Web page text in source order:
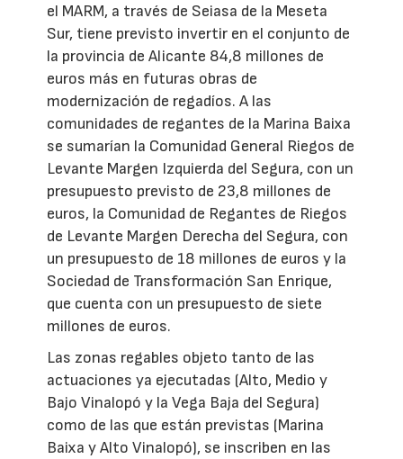
el MARM, a través de Seiasa de la Meseta
Sur, tiene previsto invertir en el conjunto de
la provincia de Alicante 84,8 millones de
euros más en futuras obras de
modernización de regadíos. A las
comunidades de regantes de la Marina Baixa
se sumarían la Comunidad General Riegos de
Levante Margen Izquierda del Segura, con un
presupuesto previsto de 23,8 millones de
euros, la Comunidad de Regantes de Riegos
de Levante Margen Derecha del Segura, con
un presupuesto de 18 millones de euros y la
Sociedad de Transformación San Enrique,
que cuenta con un presupuesto de siete
millones de euros.
Las zonas regables objeto tanto de las
actuaciones ya ejecutadas (Alto, Medio y
Bajo Vinalopó y la Vega Baja del Segura)
como de las que están previstas (Marina
Baixa y Alto Vinalopó), se inscriben en las